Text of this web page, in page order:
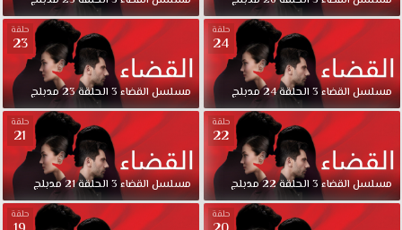
حلقة
24
مسلسلالقضاء3 الحلقة24مدبلج
حلقة
23
مسلسلالقضاء3 الحلقة23مدبلج
حلقة
22
مسلسلالقضاء3 الحلقة22مدبلج
حلقة
21
مسلسلالقضاء3 الحلقة21مدبلج
حلقة حلقة